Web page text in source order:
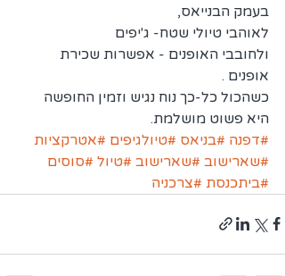
בעמק הבנייאס,
לאוהבי טיולי שטח- ג'יפים
ולחובבי האופנים - אפשרות שכירת
אופנים .
כשהכול כל-כך נוח נגיש וזמין החופשה
היא פשוט מושלמת.
#דפנה #בניאס #טיולגיפים #אטרקציות
#שארישוב #שארישוב #טיול #סוסים
#ביתכנסת #צרכניה